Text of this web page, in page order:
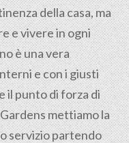
della casa, ma
e vivere in ogni
è una vera
e con i giusti
il punto di forza di
mettiamo la
servizio partendo